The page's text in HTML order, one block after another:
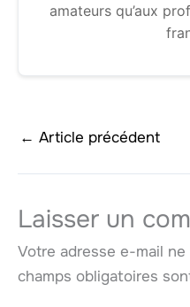
amateurs qu’aux
← Article précédent
Laisser un
Votre adresse e-mail ne
champs obligatoires